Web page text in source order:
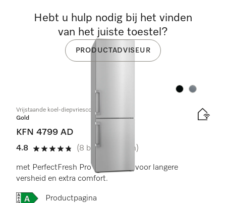
Kleur:Kleur:
Vrijstaande koel-diepvriescombinatie
Gold
KFN 4799 AD
4.8
4.8 sterren van de 5
(8 beoordelingen)
met PerfectFresh Pro en NoFrost voor langere
versheid en extra comfort.
Online Label Flag, Energielabel
Productpagina
Hebt u hulp nodig bij het vinden
van het juiste toestel?
PRODUCTADVISEUR